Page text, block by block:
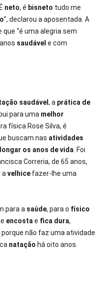
neto, é bisneto tudo me
”, declarou a aposentada. A
“é uma alegria sem
saudável e com
saudável, a prática de
para uma melhor
física Rose Silva, é
buscam nas atividades
os anos de vida . Foi
Correria, de 65 anos,
a velhice fazer-lhe uma
para a saúde, para o físico
encosta e fica dura,
porque não faz uma atividade
natação há oito anos.